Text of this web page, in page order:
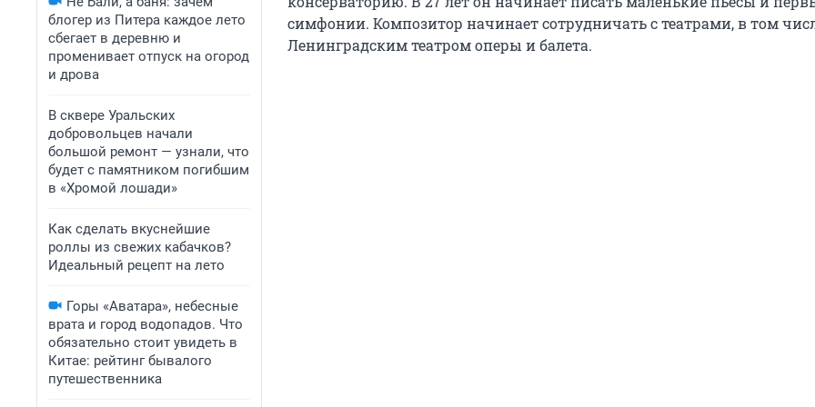
блогер из Питера каждое лето
сбегает в деревню и
променивает отпуск на огород
и дрова
В сквере Уральских
добровольцев начали
большой ремонт — узнали, что
будет с памятником погибшим
в «Хромой лошади»
Как сделать вкуснейшие
роллы из свежих кабачков?
Идеальный рецепт на лето
Горы «Аватара», небесные
врата и город водопадов. Что
обязательно стоит увидеть в
Китае: рейтинг бывалого
путешественника
симфонии. Композитор начинает сотрудничать с театрами, в том
Ленинградским театром оперы и балета.